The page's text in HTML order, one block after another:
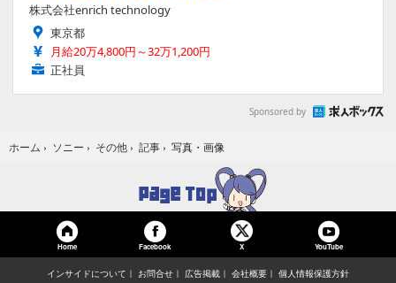
株式会社enrich technology
東京都
月給20万4,800円～32万1,200円
正社員
Sponsored by
ホーム › ソニー › その他 › 記事 › 写真・画像
Home Facebook X YouTube
インサイドについて お問合せ 広告掲載 会社概要 個人情報保護方針